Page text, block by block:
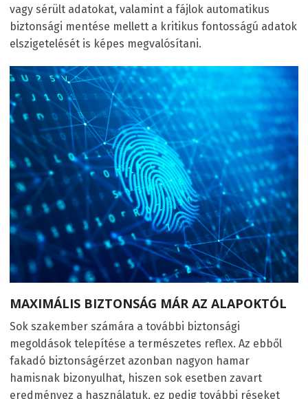
vagy sérült adatokat, valamint a fájlok automatikus
biztonsági mentése mellett a kritikus fontosságú adatok
elszigetelését is képes megvalósítani.
MAXIMÁLIS BIZTONSÁG MÁR AZ ALAPOKTÓL
Sok szakember számára a további biztonsági
megoldások telepítése a természetes reflex. Az ebből
fakadó biztonságérzet azonban nagyon hamar
hamisnak bizonyulhat, hiszen sok esetben zavart
eredményez a használatuk, ez pedig további réseket